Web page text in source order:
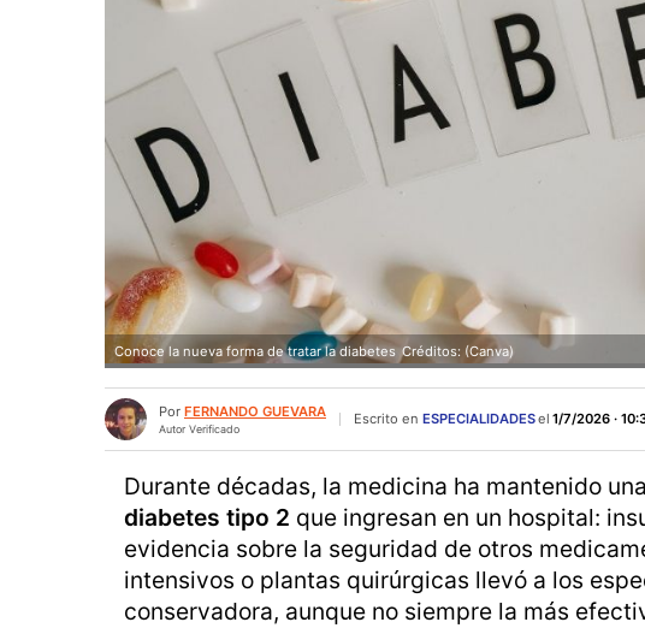
Conoce la nueva forma de tratar la diabetes Créditos: (Canva)
Por FERNANDO GUEVARA
Autor Verificado
Escrito en ESPECIALIDADESel 1/7/2026 ·
Durante décadas, la medicina ha mantenido
diabetes tipo 2 que ingresan en un hospital:
evidencia sobre la seguridad de otros
intensivos o plantas quirúrgicas llevó a los
conservadora, aunque no siempre la más